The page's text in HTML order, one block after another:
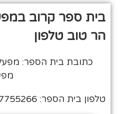
בית ספר קרוב
הר טוב טלפון
כתובת בית הספר:
טלפון בית הספר: 052-7755266